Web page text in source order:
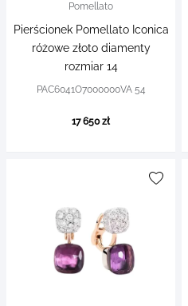
Pomellato
Pierścionek Pomellato Iconica
różowe złoto diamenty
rozmiar 14
PAC6041O7000000VA 54
17 650 zł